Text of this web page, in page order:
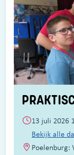
13 juli 2026
Bekijk alle
Poelenburg: